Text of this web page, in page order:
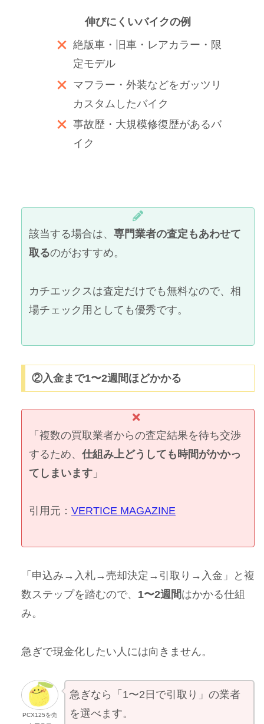
伸びにくいバイクの例
絶版車・旧車・レアカラー・限
定モデル
マフラー・外装などをガッツリ
カスタムしたバイク
事故歴・大規模修復歴があるバ
イク
該当する場合は、 専門業者の査定もあわせて
取るのがおすすめ。
カチエックスは査定だけでも無料なので、相
場チェック用としても優秀です。
②入金まで1〜2週間ほどかかる
「複数の買取業者からの査定結果を待ち交渉
するため、 仕組み上どうしても時間がかかっ
てしまいます 」
引用元： VERTICE MAGAZINE
「申込み→入札→売却決定→引取り→入金」と複
数ステップを踏むので、 1〜2週間はかかる仕組
み。
急ぎで現金化したい人には向きません。
PCX125を売
急ぎなら「1〜2日で引取り」の業者
を選べます。